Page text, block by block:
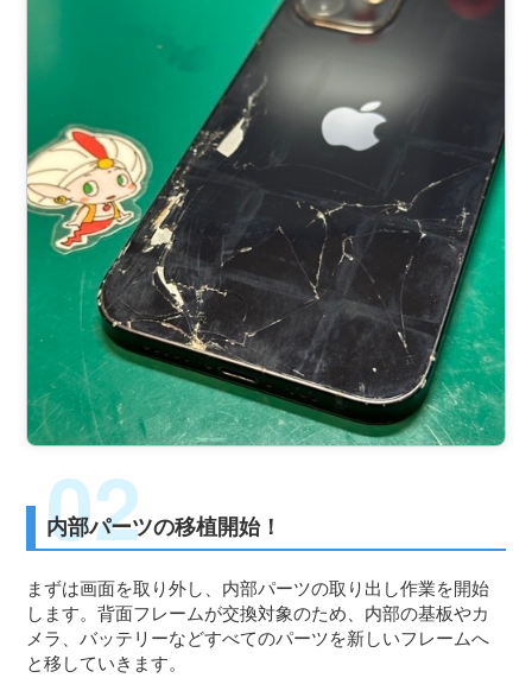
内部パーツの移植開始！
まずは画面を取り外し、内部パーツの取り出し作業を開始
します。背面フレームが交換対象のため、内部の基板やカ
メラ、バッテリーなどすべてのパーツを新しいフレームへ
と移していきます。